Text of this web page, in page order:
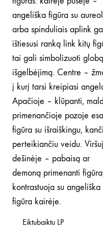
Eiktubaiktu LP